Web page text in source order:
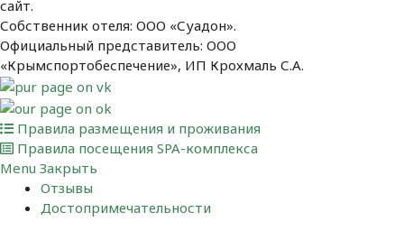
сайт.
Собственник отеля: ООО «Суадон».
Официальный представитель: ООО
«Крымспортобеспечение», ИП Крохмаль С.А.
Правила размещения и проживания
Правила посещения SPA-комплекса
Menu Закрыть
Отзывы
Достопримечательности